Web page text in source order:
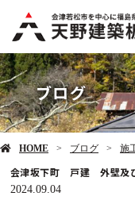
ブログ
HOME ブログ 施
会津坂下町 戸建 外壁及
2024.09.04